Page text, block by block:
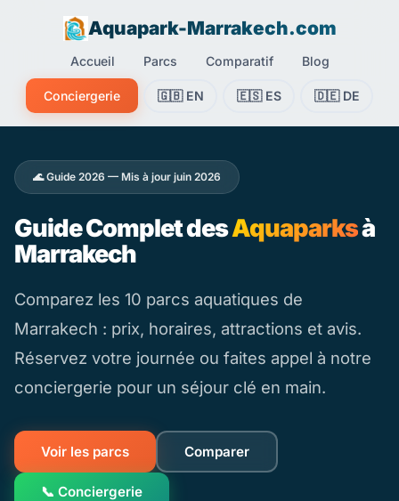
Aquapark-Marrakech.com
Accueil Parcs Comparatif Blog
Conciergerie 🇬🇧 EN 🇪🇸 ES 🇩🇪 DE
🌊 Guide 2026 — Mis à jour juin 2026
Guide Complet desAquaparksà
Marrakech
Comparez les 10 parcs aquatiques de
Marrakech : prix, horaires, attractions et avis.
Réservez votre journée ou faites appel à notre
conciergerie pour un séjour clé en main.
Voir les parcs Comparer
📞 Conciergerie